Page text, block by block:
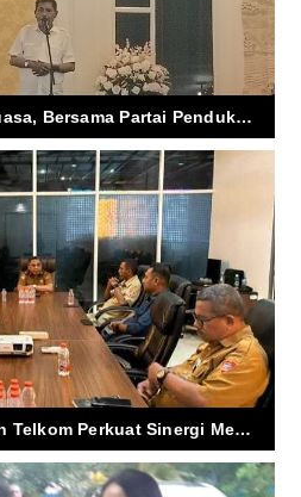
Syukuran dan Buka Puasa, Bersama Partai Pendukung, Tim Pemenang dan Relawan
Diskominfo Ambon dan Telkom Perkuat Sinergi Menuju Kota Cerdas, Warga Siap Nikmati Internet Gratis